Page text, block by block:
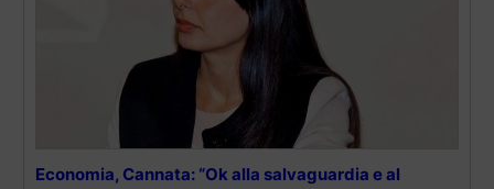
Economia, Cannata: “Ok alla salvaguardia e al